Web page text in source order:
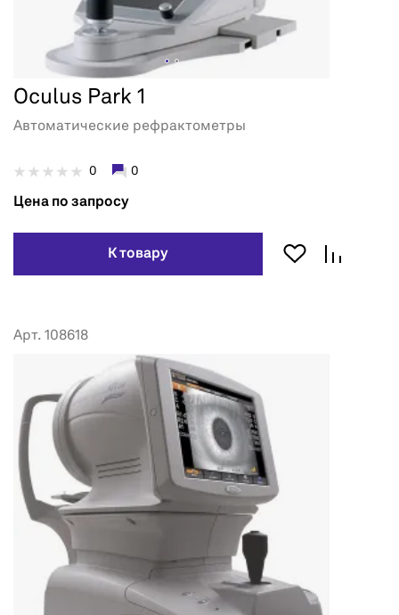
Oculus Park 1
Автоматические рефрактометры
0 0
Цена по запросу
К товару
Арт. 108618